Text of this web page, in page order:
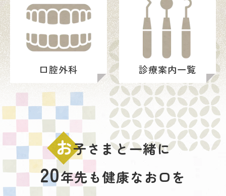
口腔外科 診療案内一覧
お子さまと一緒に
20年先も健康なお口を